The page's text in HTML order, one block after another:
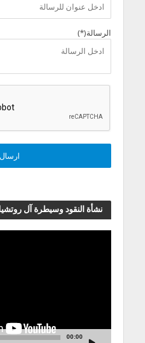
الرسالة(*)
نشأة النقود وسيطرة آل
00:00